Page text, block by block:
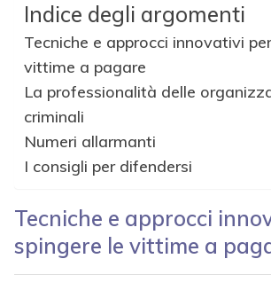
Indice degli argomenti
Tecniche e approcci innovativi
vittime a pagare
La professionalità delle
criminali
Numeri allarmanti
I consigli per difendersi
Tecniche e approcci
spingere le vittime a